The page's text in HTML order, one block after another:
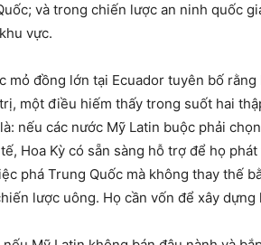
và trong chiến lược an ninh quốc
vực.
đồng lớn tại Ecuador tuyên bố
một điều hiếm thấy trong suốt hai
nếu các nước Mỹ Latin buộc phải
Hoa Kỳ có sẵn sàng hỗ trợ để họ
phá Trung Quốc mà không thay thế
lược uông. Họ cần vốn để xây